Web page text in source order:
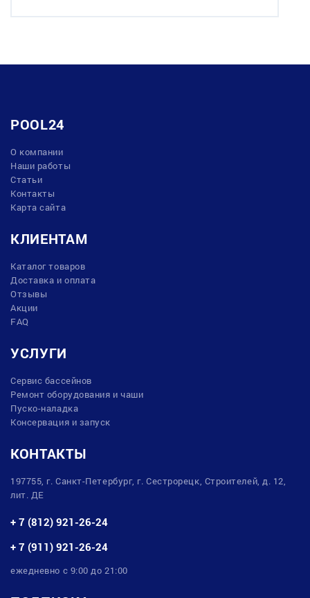
POOL24
О компании
Наши работы
Статьи
Контакты
Карта сайта
КЛИЕНТАМ
Каталог товаров
Доставка и оплата
Отзывы
Акции
FAQ
УСЛУГИ
Сервис бассейнов
Ремонт оборудования и чаши
Пуско-наладка
Консервация и запуск
КОНТАКТЫ
197755, г. Санкт-Петербург, г. Сестрорецк, Строителей, д. 12,
лит. ДЕ
+ 7 (812) 921-26-24
+ 7 (911) 921-26-24
ежедневно с 9:00 до 21:00